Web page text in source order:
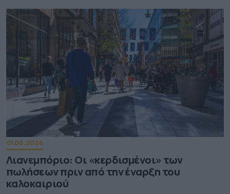
01.08.2026
Λιανεμπόριο: Οι «κερδισμένοι» των
πωλήσεων πριν από την έναρξη του
καλοκαιριού